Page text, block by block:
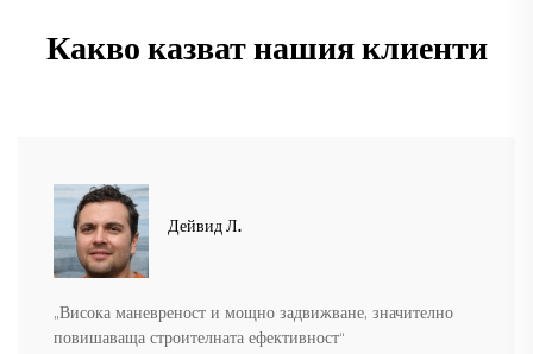
Какво казват нашия клиенти
Дейвид Л.
„Висока маневреност и мощно задвижване, значително
повишаваща строителната ефективност“